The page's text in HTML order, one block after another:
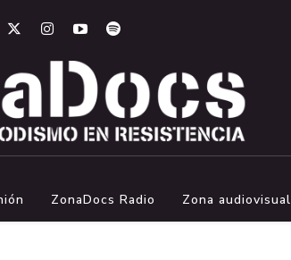
ZonaDocs Radio Zona audiovisual